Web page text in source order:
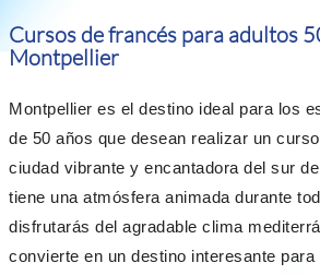
Cursos de francés para adultos
Montpellier
Montpellier es el destino ideal para los
de 50 años que desean realizar un
ciudad vibrante y encantadora del sur de
tiene una atmósfera animada durante
disfrutarás del agradable clima
convierte en un destino interesante para